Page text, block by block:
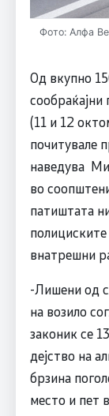
Фото: Алфа
Од вкупно
(11 и 12
почитувале
наведува
во
патиштата
внатрешни
-Лишени од
на возило
законик се
дејство на
брзина
место и пет